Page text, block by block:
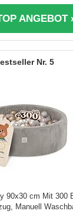
ANGEBOT
5
90x30 cm Mit 300
Manuell